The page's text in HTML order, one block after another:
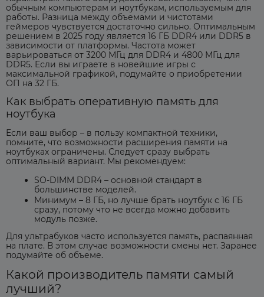
обычным компьютерам и ноутбукам, используемым для
работы. Разница между объемами и чистотами
геймеров чувствуется достаточно сильно. Оптимальным
решением в 2025 году является 16 ГБ DDR4 или DDR5 в
зависимости от платформы. Частота может
варьироваться от 3200 МГц для DDR4 и 4800 МГц для
DDR5. Если вы играете в новейшие игры с
максимальной графикой, подумайте о приобретении
ОП на 32 ГБ.
Как выбрать оперативную память для
ноутбука
Если ваш выбор – в пользу компактной техники,
помните, что возможности расширения памяти на
ноутбуках ограничены. Следует сразу выбрать
оптимальный вариант. Мы рекомендуем:
SO-DIMM DDR4 – основной стандарт в
большинстве моделей.
Минимум – 8 ГБ, но лучше брать ноутбук с 16 ГБ
сразу, потому что не всегда можно добавить
модуль позже.
Для ультрабуков часто используется память, распаянная
на плате. В этом случае возможности смены нет. Заранее
подумайте об объеме.
Какой производитель памяти самый
лучший?